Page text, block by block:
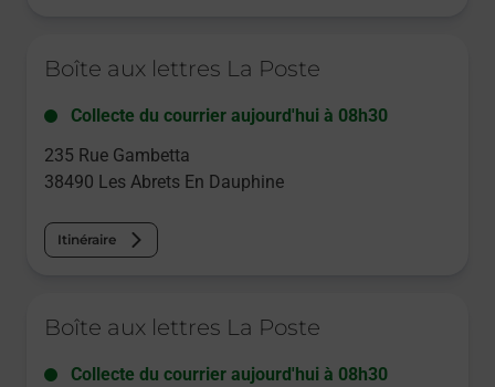
Boîte aux lettres La Poste
Collecte du courrier aujourd'hui à 08h30
235 Rue Gambetta
38490 Les Abrets En Dauphine
Itinéraire
Boîte aux lettres La Poste
Collecte du courrier aujourd'hui à 08h30